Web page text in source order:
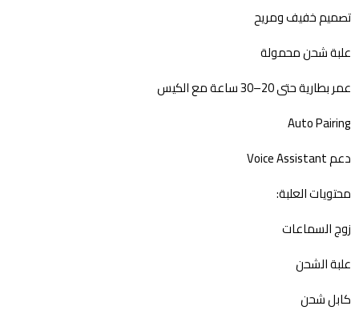
تصميم خفيف ومريح
علبة شحن محمولة
عمر بطارية حتى 20–30 ساعة مع الكيس
Auto Pairing
دعم Voice Assistant
محتويات العلبة:
زوج السماعات
علبة الشحن
كابل شحن